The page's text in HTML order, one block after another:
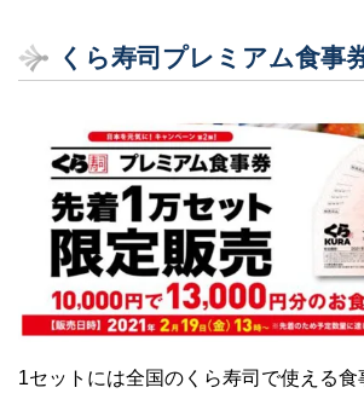
くら寿司プレミアム食事
1セットには全国のくら寿司で使える